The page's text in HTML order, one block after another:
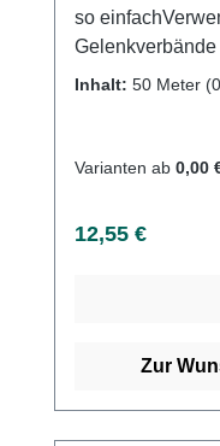
so einfachVerwendung:
Luxationen,
Baumwolle,
Inhalt: 50 Meter
Varianten ab 0,00
Regulärer Preis:
12,55 €
Zur